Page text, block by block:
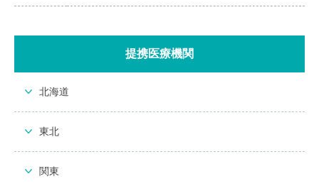
提携医療機関
北海道
東北
関東